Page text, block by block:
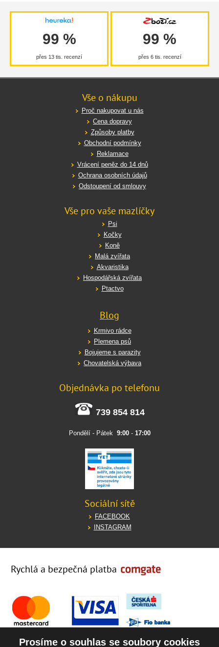
99 %
přes 13 tis. recenzí
99 %
přes 6 tis. recenzí
Vše o nákupu
Proč nakupovat u nás
Cena dopravy
Způsoby platby
Obchodní podmínky
Reklamace
Vrácení peněz do 14 dnů
Ochrana osobních údajů
Odstoupení od smlouvy
Vše pro vaše mazlíčky
Psi
Kočky
Koně
Malá zvířata
Akvaristika
Hospodářská zvířata
Ptactvo
Blog
Krmivo rádce
Plemena psů
Bojujeme s parazity
Chovatelská výbava
Objednávka po telefonu
739 854 814
Pondělí - Pátek 9:00- 17:00
Sociální sítě
FACEBOOK
INSTAGRAM
Rychlá a bezpečná platba
Prosíme o souhlas se soubory cookies